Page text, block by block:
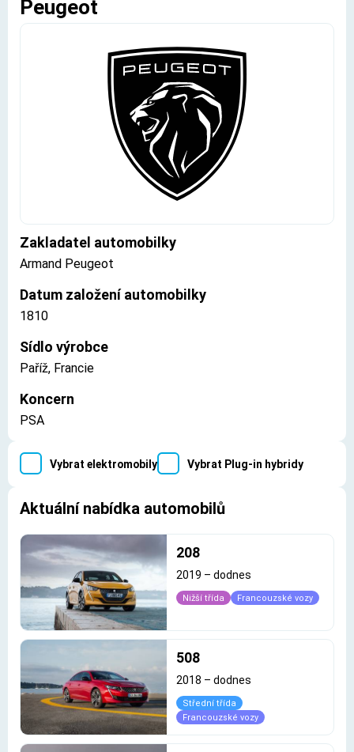
Peugeot
Zakladatel automobilky
Armand Peugeot
Datum založení automobilky
1810
Sídlo výrobce
Paříž, Francie
Koncern
PSA
Vybrat elektromobily Vybrat Plug-in hybridy
Aktuální nabídka automobilů
208
2019 – dodnes
Nižší třída Francouzské vozy
508
2018 – dodnes
Střední třída
Francouzské vozy